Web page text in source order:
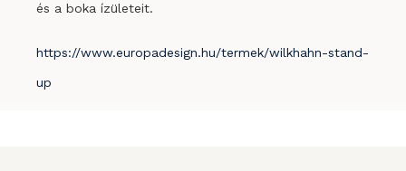
és a boka ízületeit.
https://www.europadesign.hu/termek/wilkhahn-stand-
up